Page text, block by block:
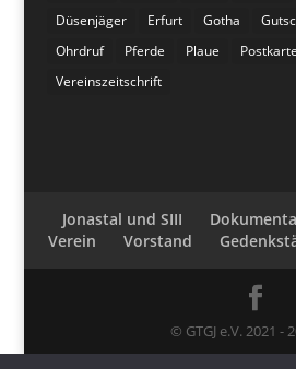
Düsenjäger
Erfurt Gotha
Ohrdruf
Pferde Plaue Postkarte
Vereinszeitschrift
Jonastal und SIII
Verein
Vorstand
© GTGJ e.V. 2021 -